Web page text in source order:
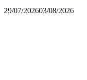
29/07/202603/08/2026